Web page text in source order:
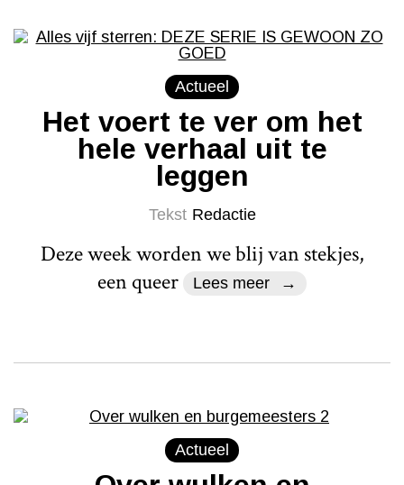
Actueel
Het voert te ver om het
hele verhaal uit te
leggen
Tekst Redactie
Deze week worden we blij van stekjes,
een queer
Lees meer
Actueel